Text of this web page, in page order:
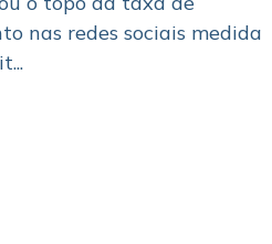
nas redes sociais medida